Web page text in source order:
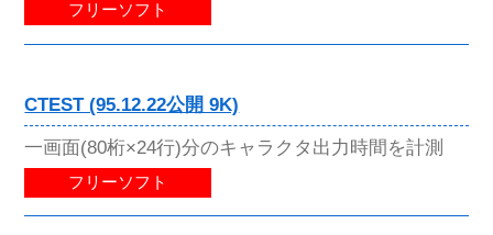
フリーソフト
CTEST (95.12.22公開 9K)
一画面(80桁×24行)分のキャラクタ出力時間を計測
フリーソフト